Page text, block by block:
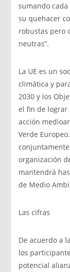
sumando
su quehacer
robustas pero
neutras”.
La UE es un
climática y
2030 y los
el fin de lograr
acción
Verde
organización
mantendrá
de Medio
Las cifras
De acuerdo a
los
potencial